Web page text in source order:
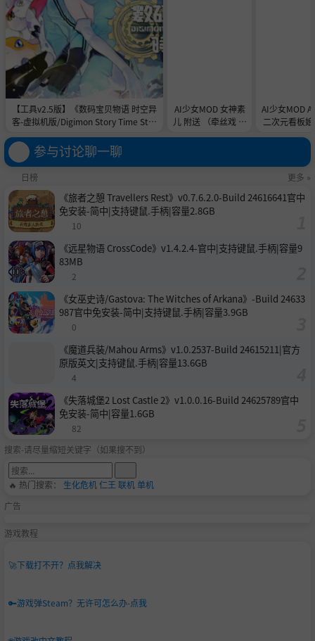
【工具v2.5版】《数码宝贝物语 时空异
客-虚拟机版/Digimon Story Time Stra
官中免安装-简中31.1GB
AI少女MOD 女神素
儿 附送 （牵丝戏 舞
AI少女MOD A
二次元看板
参与讨论聊一聊
日榜 更多 »
《旅者之憩 Travellers Rest》v0.7.6.2.0-Build 24616641官中
免安装-简中|支持键鼠.手柄|容量2.8GB
10
《远星物语 CrossCode》v1.4.2.4-官中|支持键鼠.手柄|容量9
83MB
2
《女巫史诗/Gastova: The Witches of Arkana》-Build 24633
987官中免安装-简中|支持键鼠.手柄|容量3.9GB
0
《魔道兵装/Mahou Arms》v1.0.2537-Build 24615211|官方
原版英文|支持键鼠.手柄|容量13.6GB
4
《失落城堡2 Lost Castle 2》v1.0.0.16-Build 24625789官中
免安装-简中|容量1.6GB
82
搜索-请尽量缩短关键字（如果搜不到）
🔥 热门搜索： 生化危机仁王 联机单机
广告
游戏教程
🚀下载打不开？点我解决
🔑游戏弹Steam？无许可怎么办-点我